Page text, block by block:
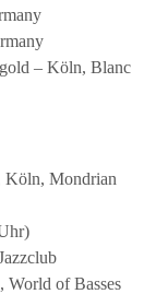
– Köln, Blanc
Köln, Mondrian
World of Basses